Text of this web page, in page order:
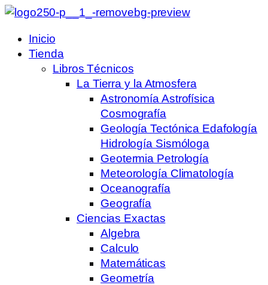
Inicio
Tienda
Libros Técnicos
La Tierra y la Atmosfera
Astronomía Astrofísica
Cosmografía
Geología Tectónica Edafología
Hidrología Sismóloga
Geotermia Petrología
Meteorología Climatología
Oceanografía
Geografía
Ciencias Exactas
Algebra
Calculo
Matemáticas
Geometría